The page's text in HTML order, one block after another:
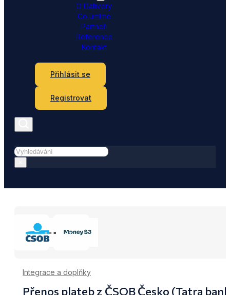
O Dativery
Co umíme
Partneři
Reference
Kontakt
Přihlásit se
Registrovat
Hledat
Integrace a doplňky
Přenos plateb z ČSOB Česko (Tatra